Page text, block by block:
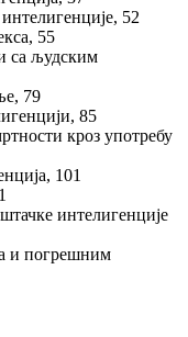
52
55
са људским
79
85
кроз употребу
101
интелигенције
и погрешним